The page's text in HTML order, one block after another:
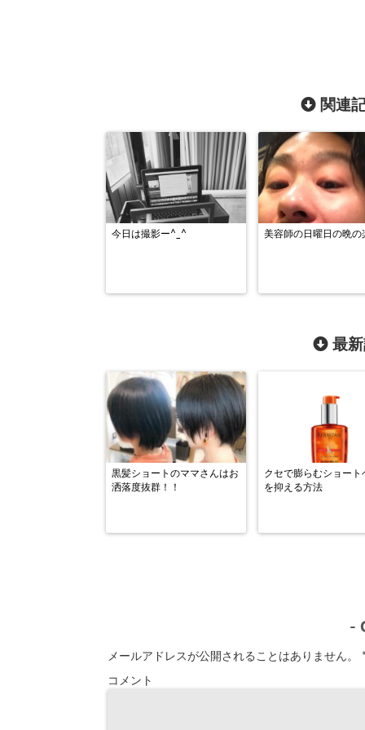
関連
今日は撮影ー^_^ 美容師の日曜日の晩の
最
黒髪ショートのママさんはお
洒落度抜群！！
クセで膨らむショート
を抑える方法
-
メールアドレスが公開されることはありません。
コメント